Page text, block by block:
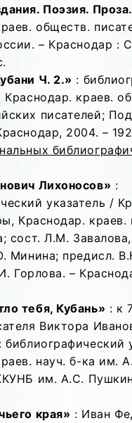
Поэзия.
обществ.
– Краснодар :
Ч. 2.» :
Краснодар. краев.
писателей;
2004. –
Лихоносов» :
указатель /
Краснодар. краев.
сост. Л.М.
Минина; предисл.
Горлова. –
тебя, Кубань» : к
Виктора
науч. б-ка им.
им. А.С.
края» : Иван